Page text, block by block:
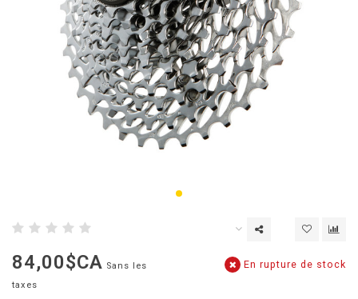
84,00$CA Sans les
taxes
En rupture de stock